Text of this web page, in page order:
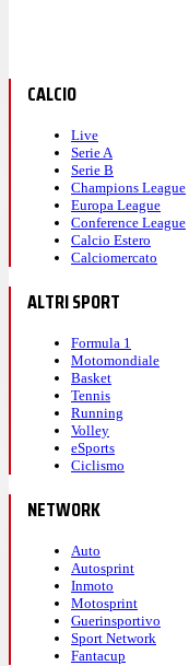
CALCIO
Live
Serie A
Serie B
Champions League
Europa League
Conference League
Calcio Estero
Calciomercato
ALTRI SPORT
Formula 1
Motomondiale
Basket
Tennis
Running
Volley
eSports
Ciclismo
NETWORK
Auto
Autosprint
Inmoto
Motosprint
Guerinsportivo
Sport Network
Fantacup